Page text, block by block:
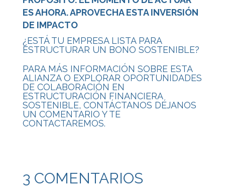
ES AHORA. APROVECHA ESTA INVERSIÓN
DE IMPACTO
¿ESTÁ TU EMPRESA LISTA PARA
ESTRUCTURAR UN BONO SOSTENIBLE?
PARA MÁS INFORMACIÓN SOBRE ESTA
ALIANZA O EXPLORAR OPORTUNIDADES
DE COLABORACIÓN EN
ESTRUCTURACIÓN FINANCIERA
SOSTENIBLE, CONTÁCTANOS DÉJANOS
UN COMENTARIO Y TE
CONTACTAREMOS.
3 COMENTARIOS